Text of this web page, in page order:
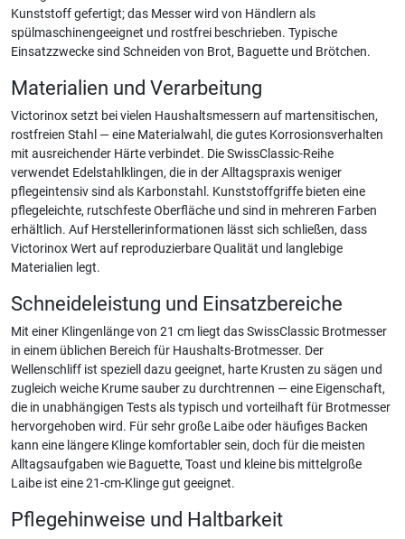
Kunststoff gefertigt; das Messer wird von Händlern als
spülmaschinengeeignet und rostfrei beschrieben. Typische
Einsatzzwecke sind Schneiden von Brot, Baguette und Brötchen.
Materialien und Verarbeitung
Victorinox setzt bei vielen Haushaltsmessern auf martensitischen,
rostfreien Stahl — eine Materialwahl, die gutes Korrosionsverhalten
mit ausreichender Härte verbindet. Die SwissClassic-Reihe
verwendet Edelstahlklingen, die in der Alltagspraxis weniger
pflegeintensiv sind als Karbonstahl. Kunststoffgriffe bieten eine
pflegeleichte, rutschfeste Oberfläche und sind in mehreren Farben
erhältlich. Auf Herstellerinformationen lässt sich schließen, dass
Victorinox Wert auf reproduzierbare Qualität und langlebige
Materialien legt.
Schneideleistung und Einsatzbereiche
Mit einer Klingenlänge von 21 cm liegt das SwissClassic Brotmesser
in einem üblichen Bereich für Haushalts-Brotmesser. Der
Wellenschliff ist speziell dazu geeignet, harte Krusten zu sägen und
zugleich weiche Krume sauber zu durchtrennen — eine Eigenschaft,
die in unabhängigen Tests als typisch und vorteilhaft für Brotmesser
hervorgehoben wird. Für sehr große Laibe oder häufiges Backen
kann eine längere Klinge komfortabler sein, doch für die meisten
Alltagsaufgaben wie Baguette, Toast und kleine bis mittelgroße
Laibe ist eine 21-cm-Klinge gut geeignet.
Pflegehinweise und Haltbarkeit